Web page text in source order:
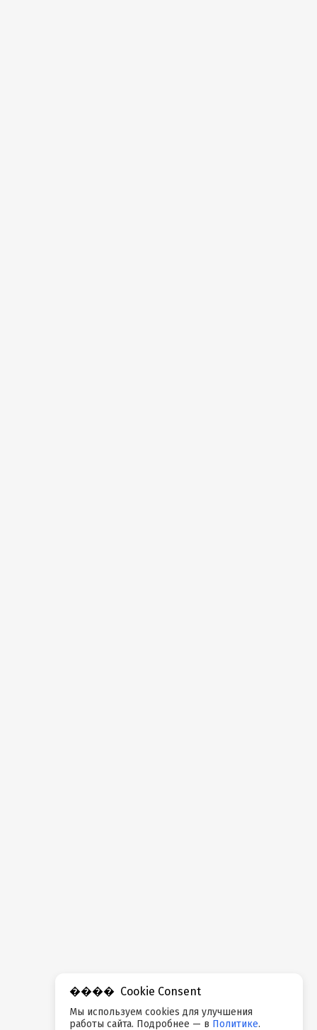
Cookie Consent
Мы используем cookies для улучшения
работы сайта. Подробнее — в Политике.